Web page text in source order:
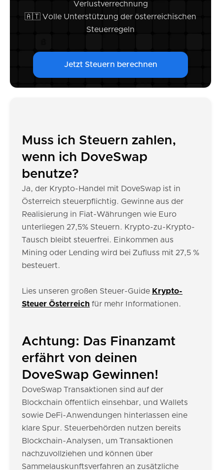
Verlustverrechnung
🇦🇹 Volle Unterstützung der österreichischen
Steuerregeln
Jetzt Steuern berechnen
Muss ich Steuern zahlen,
wenn ich DoveSwap
benutze?
Ja, der Krypto-Handel mit DoveSwap ist in
Österreich steuerpflichtig. Gewinne aus der
Realisierung in Fiat-Währungen wie Euro
unterliegen 27,5% Steuern. Krypto-zu-Krypto-
Tausch bleibt steuerfrei. Einkommen aus
Mining oder Lending wird bei Zufluss mit 27,5 %
besteuert.
Lies unseren großen Steuer-Guide Krypto-
Steuer Österreich für mehr Informationen.
Achtung: Das Finanzamt
erfährt von deinen
DoveSwap Gewinnen!
DoveSwap Transaktionen sind auf der
Blockchain öffentlich einsehbar, und Wallets
sowie DeFi-Anwendungen hinterlassen eine
klare Spur. Steuerbehörden nutzen bereits
Blockchain-Analysen, um Transaktionen
nachzuvollziehen und können über
Sammelauskunftsverfahren an zusätzliche